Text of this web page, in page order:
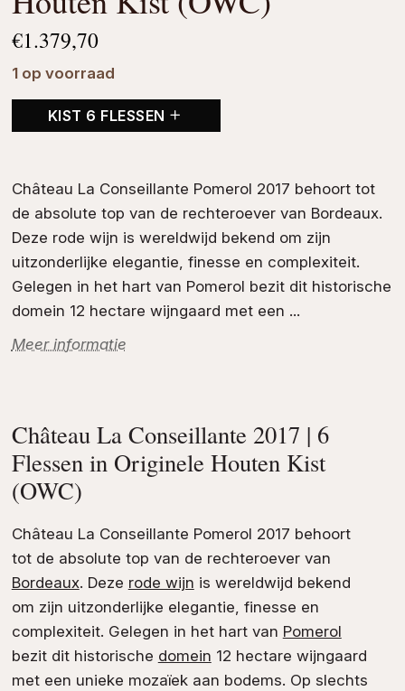
€1.379,70
1 op voorraad
KIST 6 FLESSEN
Château La Conseillante Pomerol 2017 behoort tot
de absolute top van de rechteroever van Bordeaux.
Deze rode wijn is wereldwijd bekend om zijn
uitzonderlijke elegantie, finesse en complexiteit.
Gelegen in het hart van Pomerol bezit dit historische
domein 12 hectare wijngaard met een ...
Meer informatie
Château La Conseillante 2017 | 6
Flessen in Originele Houten Kist
(OWC)
Château La Conseillante Pomerol 2017 behoort
tot de absolute top van de rechteroever van
Bordeaux. Deze rode wijn is wereldwijd bekend
om zijn uitzonderlijke elegantie, finesse en
complexiteit. Gelegen in het hart van Pomerol
bezit dit historische domein 12 hectare wijngaard
met een unieke mozaïek aan bodems. Op slechts